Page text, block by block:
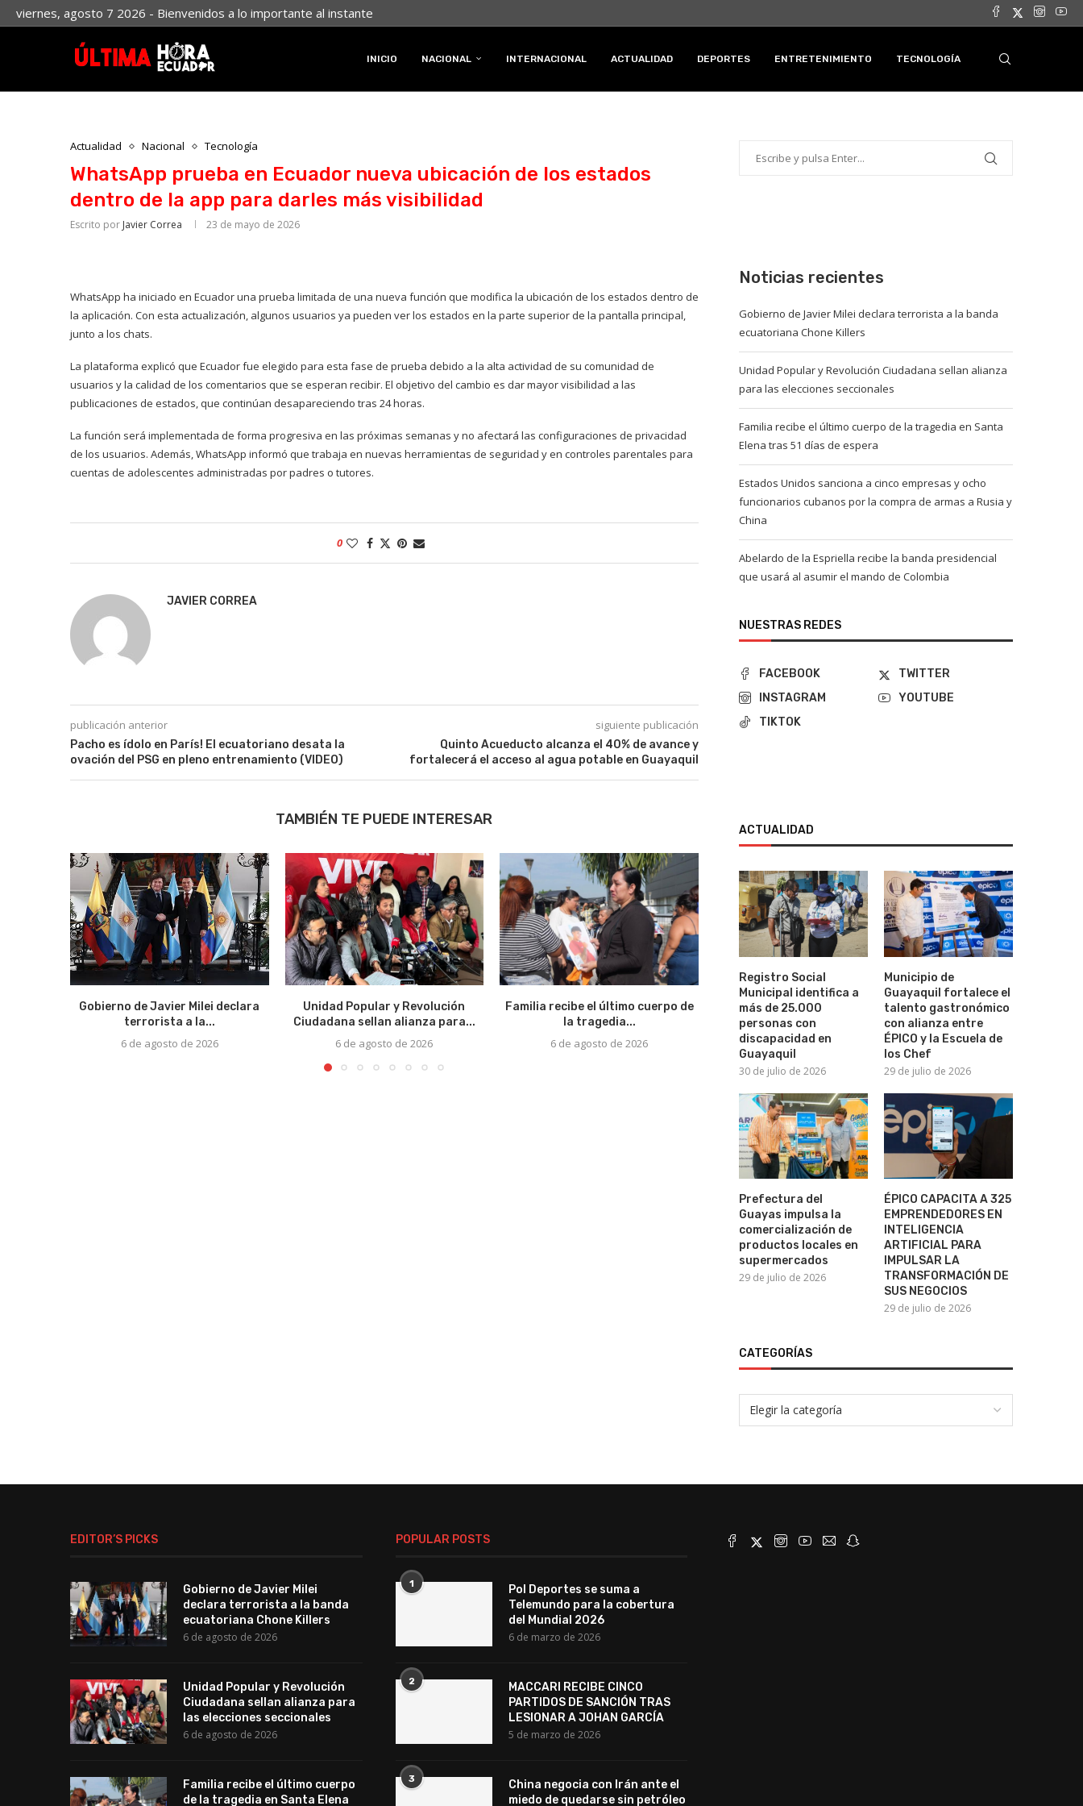
viernes, agosto 7 2026 - Bienvenidos a lo importante al instante
INICIO NACIONAL INTERNACIONAL ACTUALIDAD DEPORTES ENTRETENIMIENTO TECNOLOGÍA
Actualidad Nacional Tecnología
WhatsApp prueba en Ecuador nueva ubicación de los estados
dentro de la app para darles más visibilidad
Escrito por Javier Correa 23 de mayo de 2026
WhatsApp ha iniciado en Ecuador una prueba limitada de una nueva función que modifica la ubicación de los estados dentro de
la aplicación. Con esta actualización, algunos usuarios ya pueden ver los estados en la parte superior de la pantalla principal,
junto a los chats.
La plataforma explicó que Ecuador fue elegido para esta fase de prueba debido a la alta actividad de su comunidad de
usuarios y la calidad de los comentarios que se esperan recibir. El objetivo del cambio es dar mayor visibilidad a las
publicaciones de estados, que continúan desapareciendo tras 24 horas.
La función será implementada de forma progresiva en las próximas semanas y no afectará las configuraciones de privacidad
de los usuarios. Además, WhatsApp informó que trabaja en nuevas herramientas de seguridad y en controles parentales para
cuentas de adolescentes administradas por padres o tutores.
0
JAVIER CORREA
publicación anterior
Pacho es ídolo en París! El ecuatoriano desata la
ovación del PSG en pleno entrenamiento (VIDEO)
siguiente publicación
Quinto Acueducto alcanza el 40% de avance y
fortalecerá el acceso al agua potable en Guayaquil
TAMBIÉN TE PUEDE INTERESAR
Gobierno de Javier Milei declara
terrorista a la...
6 de agosto de 2026
Unidad Popular y Revolución
Ciudadana sellan alianza para...
6 de agosto de 2026
Familia recibe el último cuerpo de
la tragedia...
6 de agosto de 2026
Viviana Veloz da un paso al
costado y...
4 de agosto de 2026
Ecuador y Argentina
acuerdos sobre
4 de agosto de 2026
Noticias recientes
Gobierno de Javier Milei declara terrorista a la banda
ecuatoriana Chone Killers
Unidad Popular y Revolución Ciudadana sellan alianza
para las elecciones seccionales
Familia recibe el último cuerpo de la tragedia en Santa
Elena tras 51 días de espera
Estados Unidos sanciona a cinco empresas y ocho
funcionarios cubanos por la compra de armas a Rusia y
China
Abelardo de la Espriella recibe la banda presidencial
que usará al asumir el mando de Colombia
NUESTRAS REDES
FACEBOOK
TWITTER
INSTAGRAM
YOUTUBE
TIKTOK
ACTUALIDAD
Registro Social
Municipal identifica a
más de 25.000
personas con
discapacidad en
Guayaquil
30 de julio de 2026
Municipio de
Guayaquil fortalece el
talento gastronómico
con alianza entre
ÉPICO y la Escuela de
los Chef
29 de julio de 2026
Prefectura del
Guayas impulsa la
comercialización de
productos locales en
supermercados
29 de julio de 2026
ÉPICO CAPACITA A 325
EMPRENDEDORES EN
INTELIGENCIA
ARTIFICIAL PARA
IMPULSAR LA
TRANSFORMACIÓN DE
SUS NEGOCIOS
29 de julio de 2026
CATEGORÍAS
EDITOR’S PICKS
Gobierno de Javier Milei
declara terrorista a la banda
ecuatoriana Chone Killers
6 de agosto de 2026
Unidad Popular y Revolución
Ciudadana sellan alianza para
las elecciones seccionales
6 de agosto de 2026
Familia recibe el último cuerpo
de la tragedia en Santa Elena
POPULAR POSTS
1
Pol Deportes se suma a
Telemundo para la cobertura
del Mundial 2026
6 de marzo de 2026
2
MACCARI RECIBE CINCO
PARTIDOS DE SANCIÓN TRAS
LESIONAR A JOHAN GARCÍA
5 de marzo de 2026
3
China negocia con Irán ante el
miedo de quedarse sin petróleo